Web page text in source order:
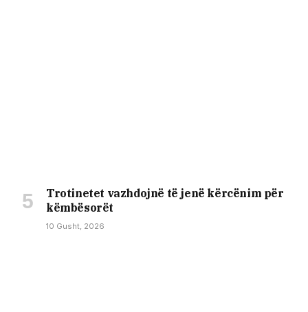
Trotinetet vazhdojnë të jenë kërcënim për
këmbësorët
10 Gusht, 2026